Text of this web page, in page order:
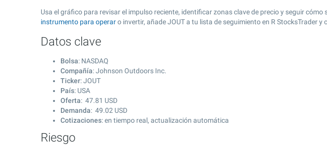
Usa el gráfico para revisar el impulso reciente, identificar zonas clave de precio y seguir
instrumento para operaro invertir, añade JOUT a tu lista de seguimiento en R StocksTrader
Datos clave
Bolsa: NASDAQ
Compañía: Johnson Outdoors Inc.
Ticker: JOUT
País: USA
Oferta: 47.81 USD
Demanda: 49.02 USD
Cotizaciones: en tiempo real, actualización automática
Riesgo